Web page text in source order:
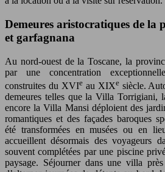
Demeures aristocratiques de la
et garfagnana
Au nord-ouest de la Toscane, la
par une concentration
construites du XVIeau XIXesiècle.
demeures telles que la Villa
encore la Villa Mansi déploient des
romantiques et des façades baroques
été transformées en musées ou en
accueillent désormais des voyageurs
souvent complétées par une piscine
paysage. Séjourner dans une villa